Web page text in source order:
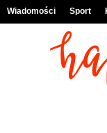
Wiadomości Sport